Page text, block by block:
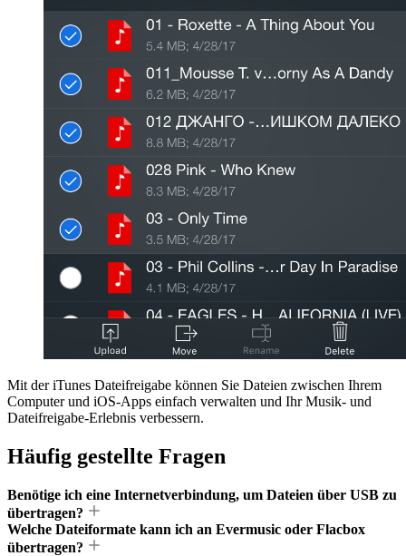
Mit der iTunes Dateifreigabe können Sie Dateien zwischen Ihrem
Computer und iOS-Apps einfach verwalten und Ihr Musik- und
Dateifreigabe-Erlebnis verbessern.
Häufig gestellte Fragen
Benötige ich eine Internetverbindung, um Dateien über USB zu
übertragen?
Welche Dateiformate kann ich an Evermusic oder Flacbox
übertragen?